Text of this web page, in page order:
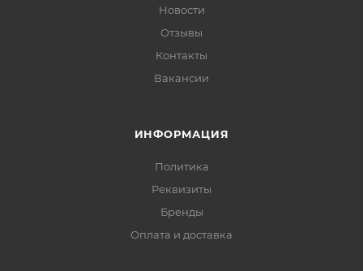
Новости
Отзывы
Контакты
Вакансии
ИНФОРМАЦИЯ
Политика
Реквизиты
Бренды
Оплата и доставка